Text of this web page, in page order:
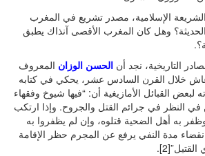
الإسلامية، مصدر تشريع في المغرب
وهل كان المغرب الأقصى آنذاك يطبق
التاريخية، نجد أن الحسن الوزان المعروف
عاش خلال القرن السادس عشر، يحكي في كتابه
لبعض القبائل الأمازيغية أن: “فيها شيوخ وفقهاء
في النظر في جرائم القتل والجروح. وإذا ارتكب
به أهل الضحية قتلوه، وإن لم يظفروا به
مدة النفي يرفع عن المجرم حظر الإقامة